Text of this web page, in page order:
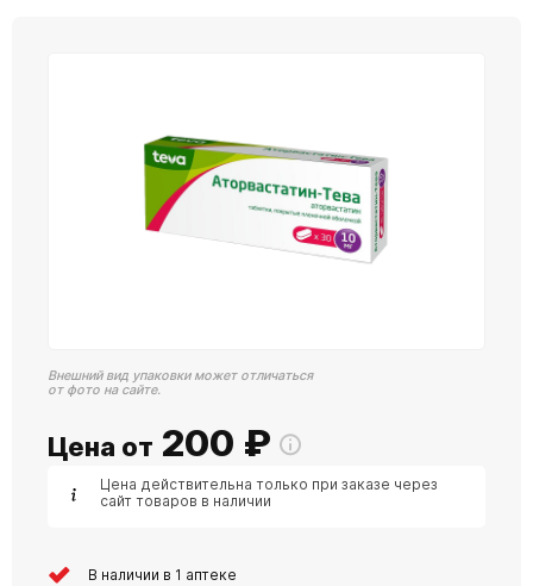
Внешний вид упаковки может отличаться
от фото на сайте.
Цена от 200 ₽
Цена действительна только при заказе через
сайт товаров в наличии
В наличии в 1 аптеке